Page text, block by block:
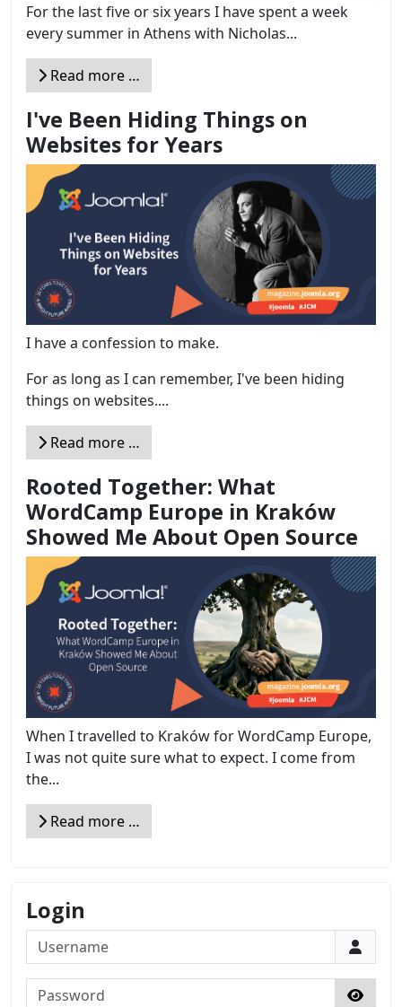
For the last five or six years I have spent a week
every summer in Athens with Nicholas...
Read more …
I've Been Hiding Things on
Websites for Years
I have a confession to make.
For as long as I can remember, I've been hiding
things on websites....
Read more …
Rooted Together: What
WordCamp Europe in Kraków
Showed Me About Open Source
When I travelled to Kraków for WordCamp Europe,
I was not quite sure what to expect. I come from
the...
Read more …
Login
Username
Password